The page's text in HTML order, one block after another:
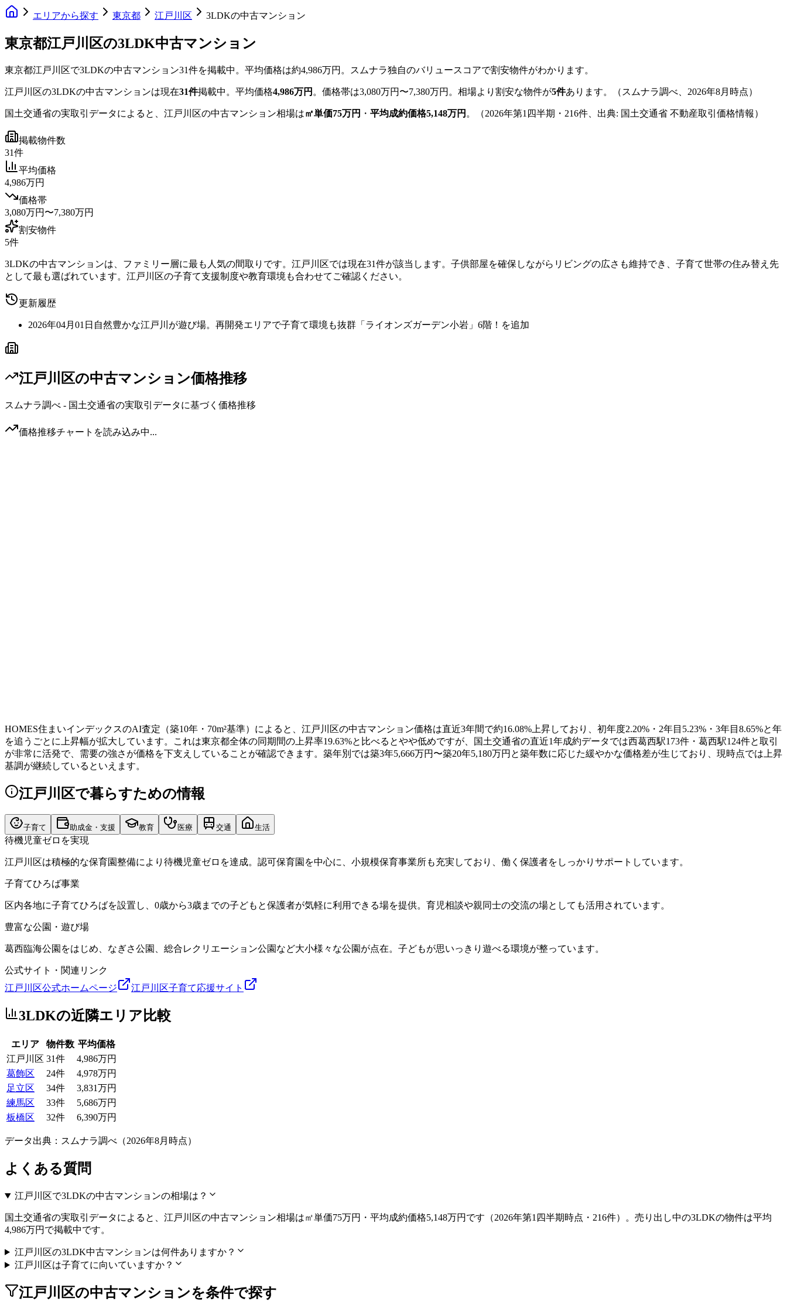
エリアから探す 東京都 江戸川区 3LDKの中古マンション
東京都江戸川区の3LDK中古マンション
東京都江戸川区で3LDKの中古マンション31件を掲載中。 平均価格は約4,986万円。 スムナラ独自のバリュースコアで割安物件がわかります。
江戸川区の3LDKの中古マンションは現在31件掲載中。 平均価格4,986万円 。 価格帯は3,080万円 〜7,380万円 。 相場より割安な物件が5件あります。 （スムナラ調べ、 2026年8月 時点）
国土交通省の実取引データによると、 江戸川区の中古マンション相場は㎡単価75万円 ・ 平均成約価格5,148万円 。 （2026年第1四半期 ・ 216件、出典: 国土交通省 不動産取引価格情報）
掲載物件数
31件
平均価格
4,986万円
価格帯
3,080万円〜7,380万円
割安物件
5件
3LDKの中古マンションは、ファミリー層に最も人気の間取りです。江戸川区では現在31件が該当します。子供部屋を確保しながらリビングの広さも維持でき、子育て世帯の住み替え先
として最も選ばれています。江戸川区の子育て支援制度や教育環境も合わせてご確認ください。
更新履歴
2026年04月01日 自然豊かな江戸川が遊び場。再開発エリアで子育て環境も抜群「ライオンズガーデン小岩」6階！を追加
江戸川区の中古マンション価格推移
スムナラ調べ - 国土交通省の実取引データに基づく価格推移
価格推移チャートを読み込み中...
HOMES住まいインデックスのAI査定（築10年・70m²基準）によると、江戸川区の中古マンション価格は直近3年間で約16.08%上昇しており、初年度2.20%・2年目5.23%・3年目8.65%と年
を追うごとに上昇幅が拡大しています。これは東京都全体の同期間の上昇率19.63%と比べるとやや低めですが、国土交通省の直近1年成約データでは西葛西駅173件・葛西駅124件と取引
が非常に活発で、需要の強さが価格を下支えしていることが確認できます。築年別では築3年5,666万円〜築20年5,180万円と築年数に応じた緩やかな価格差が生じており、現時点では上昇
基調が継続しているといえます。
江戸川区で暮らすための情報
子育て 助成金・支援 教育 医療 交通 生活
待機児童ゼロを実現
江戸川区は積極的な保育園整備により待機児童ゼロを達成。認可保育園を中心に、小規模保育事業所も充実しており、働く保護者をしっかりサポートしています。
子育てひろば事業
区内各地に子育てひろばを設置し、0歳から3歳までの子どもと保護者が気軽に利用できる場を提供。育児相談や親同士の交流の場としても活用されています。
豊富な公園・遊び場
葛西臨海公園をはじめ、なぎさ公園、総合レクリエーション公園など大小様々な公園が点在。子どもが思いっきり遊べる環境が整っています。
公式サイト・関連リンク
江戸川区公式ホームページ
江戸川区子育て応援サイト
3LDKの近隣エリア比較
エリア 物件数 平均価格
江戸川区 31件
4,986万円
葛飾区
24件
4,978万円
足立区
34件
3,831万円
練馬区
33件
5,686万円
板橋区
32件 6,390万円
データ出典：スムナラ調べ（2026年8月時点）
よくある質問
江戸川区で3LDKの中古マンションの相場は？
国土交通省の実取引データによると、江戸川区の中古マンション相場は㎡単価75万円・平均成約価格5,148万円です（2026年第1四半期時点・216件）。売り出し中の3LDKの物件は平均
4,986万円で掲載中です。
江戸川区の3LDK中古マンションは何件ありますか？
江戸川区は子育てに向いていますか？
江戸川区の中古マンションを条件で探す